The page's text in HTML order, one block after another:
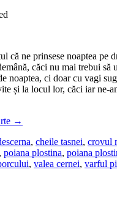
că ne prinsese noaptea pe
căci nu mai trebui să
noaptea, ci doar cu vagi
și la locul lor, căci iar ne-
→
cerna, cheile tasnei, crovul
, poiana plostina, poiana
, valea cernei, varful